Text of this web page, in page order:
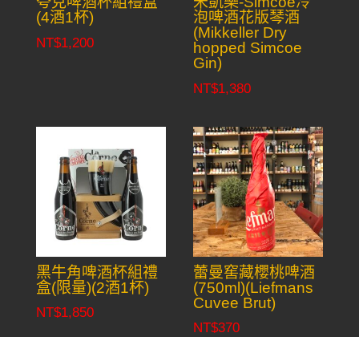
(4酒1杯)
NT$1,200
泡啤酒花版琴酒
(Mikkeller Dry
hopped Simcoe
Gin)
NT$1,380
黑牛角啤酒杯組禮
盒(限量)(2酒1杯)
NT$1,850
蕾曼窖藏櫻桃啤酒
(750ml)(Liefmans
Cuvee Brut)
NT$370